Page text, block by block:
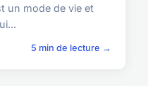
un mode de vie et
5 min de lecture →